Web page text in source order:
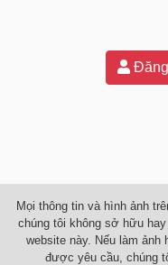
Đăng
Mọi thông tin và hình ảnh
chúng tôi không sở hữu
website này. Nếu làm
được yêu cầu, chúng